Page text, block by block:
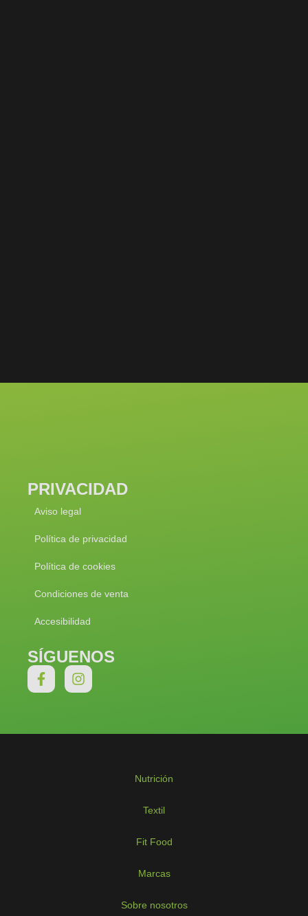
PRIVACIDAD
Aviso legal
Política de privacidad
Política de cookies
Condiciones de venta
Accesibilidad
SÍGUENOS
Nutrición
Textil
Fit Food
Marcas
Sobre nosotros